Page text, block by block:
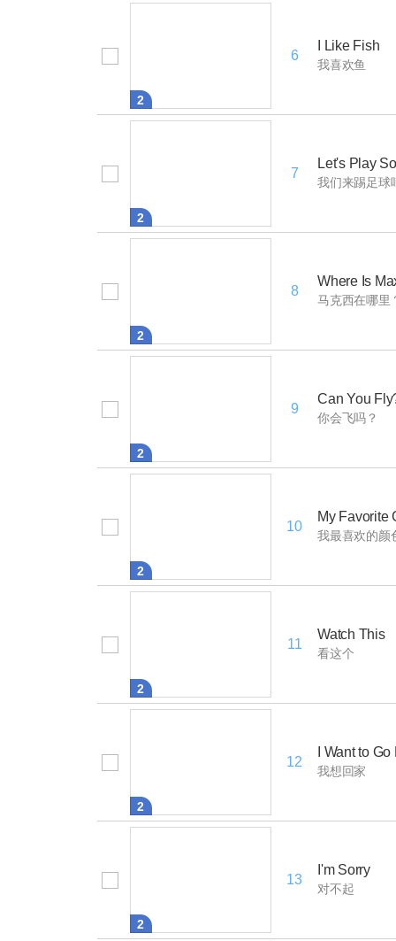
2
6
I Like Fish
我喜欢鱼
2
7
Let's Play
我们来踢足球
2
8
Where Is
马克西在哪里
2
9
Can You
你会飞吗？
2
10
My Favorite
我最喜欢的颜
2
11
Watch This
看这个
2
12
I Want to
我想回家
2
13
I'm Sorry
对不起